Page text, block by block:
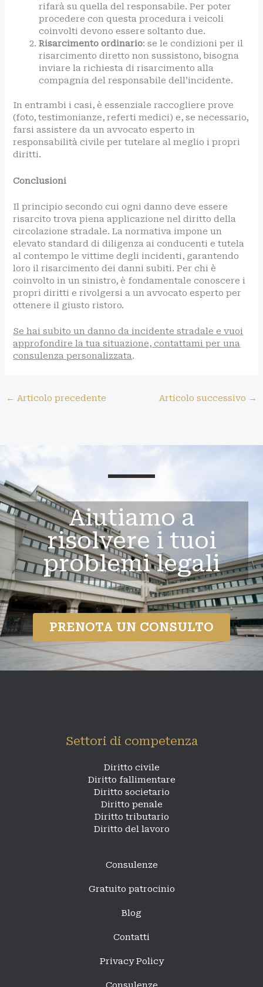
rifarà su quella del responsabile. Per poter
procedere con questa procedura i veicoli
coinvolti devono essere soltanto due.
Risarcimento ordinario: se le condizioni per il
risarcimento diretto non sussistono, bisogna
inviare la richiesta di risarcimento alla
compagnia del responsabile dell’incidente.
In entrambi i casi, è essenziale raccogliere prove
(foto, testimonianze, referti medici) e, se necessario,
farsi assistere da un avvocato esperto in
responsabilità civile per tutelare al meglio i propri
diritti.
Conclusioni
Il principio secondo cui ogni danno deve essere
risarcito trova piena applicazione nel diritto della
circolazione stradale. La normativa impone un
elevato standard di diligenza ai conducenti e tutela
al contempo le vittime degli incidenti, garantendo
loro il risarcimento dei danni subiti. Per chi è
coinvolto in un sinistro, è fondamentale conoscere i
propri diritti e rivolgersi a un avvocato esperto per
ottenere il giusto ristoro.
Se hai subito un danno da incidente stradale e vuoi
approfondire la tua situazione, contattami per una
consulenza personalizzata.
← Articolo precedente Articolo successivo →
Aiutiamo a
risolvere i tuoi
problemi legali
PRENOTA UN CONSULTO
Settori di competenza
Diritto civile
Diritto fallimentare
Diritto societario
Diritto penale
Diritto tributario
Diritto del lavoro
Consulenze
Gratuito patrocinio
Blog
Contatti
Privacy Policy